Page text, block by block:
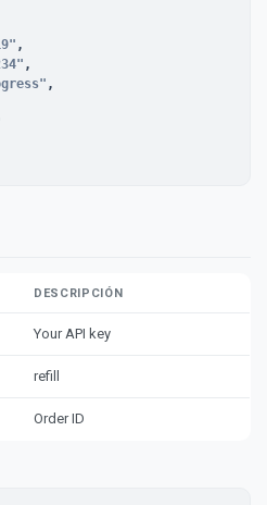
,
,
,
DESCRIPCIÓN
Your API key
refill
Order ID